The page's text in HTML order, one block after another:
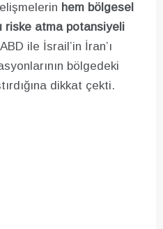
hem bölgesel
riske atma potansiyeli
ile İsrail’in İran’ı
bölgedeki
dikkat çekti.